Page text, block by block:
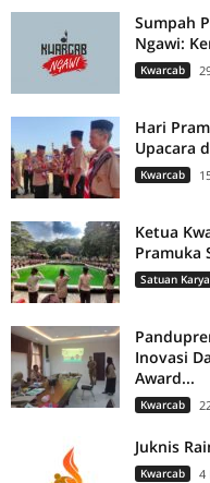
Sumpah
Ngawi:
Kwarcab
Hari
Upacara
Kwarcab
Ketua
Pramuka
Satuan Karya
Inovasi
Award...
Kwarcab
Juknis
Kwarcab 4